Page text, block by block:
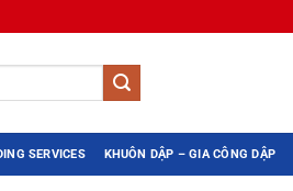
SERVICES KHUÔN DẬP – GIA CÔNG DẬP